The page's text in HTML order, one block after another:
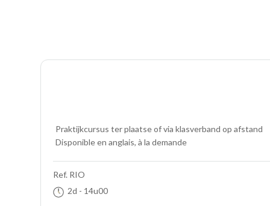
Praktijkcursus ter plaatse of via klasverband op afstand
Disponible en anglais, à la demande
Ref. RIO
2d - 14u00